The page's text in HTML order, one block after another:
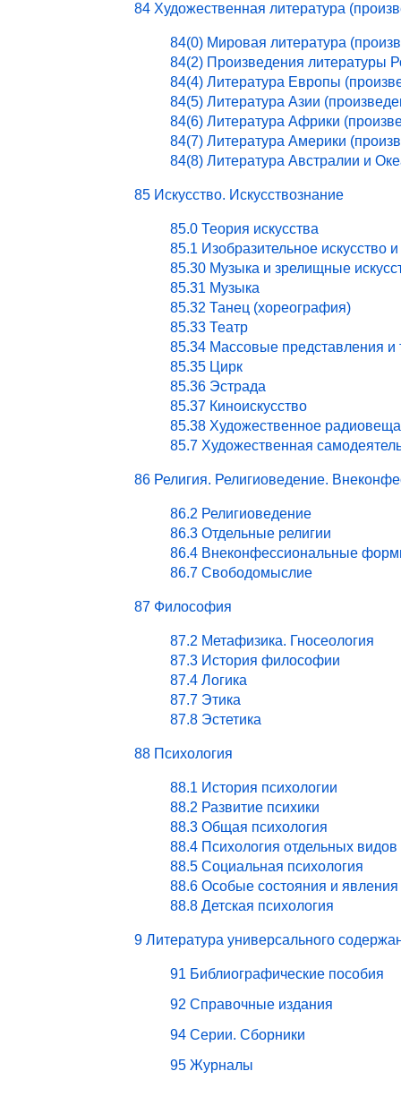
84 Художественная литература
84(0) Мировая литература
84(2) Произведения литературы
84(4) Литература Европы
84(5) Литература Азии
84(6) Литература Африки
84(7) Литература Америки
84(8) Литература Австралии и
85 Искусство. Искусствознание
85.0 Теория искусства
85.1 Изобразительное искусство и
85.30 Музыка и зрелищные
85.31 Музыка
85.32 Танец (хореография)
85.33 Театр
85.34 Массовые представления и
85.35 Цирк
85.36 Эстрада
85.37 Киноискусство
85.38 Художественное
85.7 Художественная
86 Религия. Религиоведение.
86.2 Религиоведение
86.3 Отдельные религии
86.4 Внеконфессиональные
86.7 Свободомыслие
87 Философия
87.2 Метафизика. Гносеология
87.3 История философии
87.4 Логика
87.7 Этика
87.8 Эстетика
88 Психология
88.1 История психологии
88.2 Развитие психики
88.3 Общая психология
88.4 Психология отдельных
88.5 Социальная психология
88.6 Особые состояния и явления
88.8 Детская психология
9 Литература универсального
91 Библиографические пособия
92 Справочные издания
94 Серии. Сборники
95 Журналы